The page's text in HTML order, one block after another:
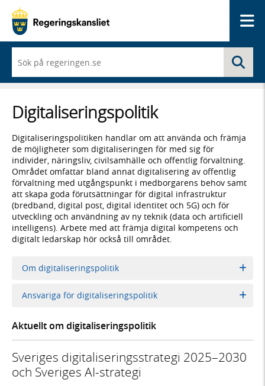
du
börjar
skriva
framträder
en
med
sökförslag
Digitaliseringspolitik
Digitaliseringspolitiken handlar om att använda och främja
de möjligheter som digitaliseringen för med sig för
individer, näringsliv, civilsamhälle och offentlig förvaltning.
Området omfattar bland annat digitalisering av offentlig
förvaltning med utgångspunkt i medborgarens behov samt
att skapa goda förutsättningar för digital infrastruktur
(bredband, digital post, digital identitet och 5G) och för
utveckling och användning av ny teknik (data och artificiell
intelligens). Arbete med att främja digital kompetens och
digitalt ledarskap hör också till området.
Om digitaliseringspolitik
Ansvariga för digitaliseringspolitik
Aktuellt om digitaliseringspolitik
Sveriges digitaliseringsstrategi 2025–2030
och Sveriges AI-strategi